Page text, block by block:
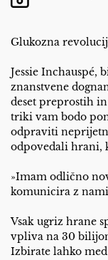
Glukozna
Jessie Inchauspé,
znanstvene
deset preprostih
triki vam bodo
odpraviti
odpovedali hrani,
»Imam odlično
komunicira z
Vsak ugriz hrane
vpliva na 30
Izbirate lahko